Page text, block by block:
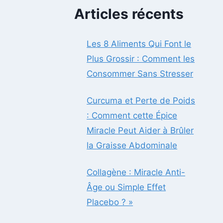
Articles récents
Les 8 Aliments Qui Font le
Plus Grossir : Comment les
Consommer Sans Stresser
Curcuma et Perte de Poids
: Comment cette Épice
Miracle Peut Aider à Brûler
la Graisse Abdominale
Collagène : Miracle Anti-
Âge ou Simple Effet
Placebo ? »